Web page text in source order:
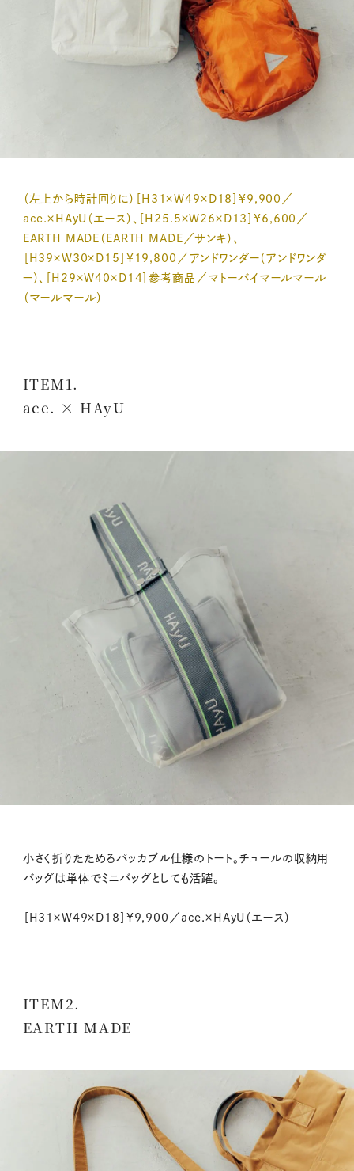
（左上から時計回りに）［H31×W49×D18］¥9,900／
ace.×HAyU（エース）、［H25.5×W26×D13］¥6,600／
EARTH MADE（EARTH MADE／サンキ）、
［H39×W30×D15］¥19,800／アンドワンダー（アンドワンダ
ー）、［H29×W40×D14］参考商品／マトーバイマールマール
（マールマール）
ITEM1.
ace. × HAyU
小さく折りたためるパッカブル仕様のトート。チュールの収納用
バッグは単体でミニバッグとしても活躍。
［H31×W49×D18］¥9,900／ace.×HAyU（エース）
ITEM2.
EARTH MADE